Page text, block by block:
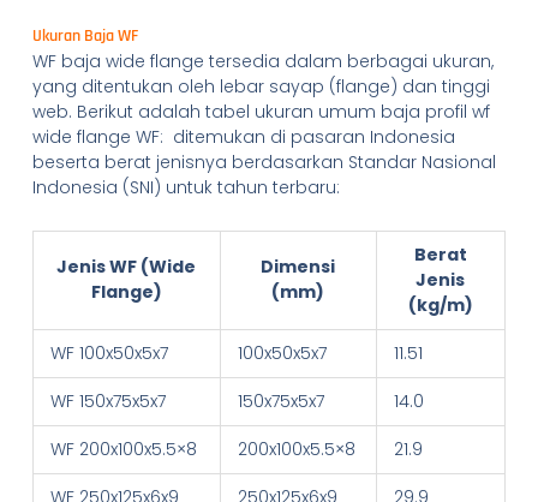
Ukuran Baja WF
WF baja wide flange tersedia dalam berbagai ukuran,
yang ditentukan oleh lebar sayap (flange) dan tinggi
web. Berikut adalah tabel ukuran umum baja profil wf
wide flange WF: ditemukan di pasaran Indonesia
beserta berat jenisnya berdasarkan Standar Nasional
Indonesia (SNI) untuk tahun terbaru:
Jenis WF (Wide
Flange)
Dimensi
(mm)
Berat
Jenis
(kg/m)
WF 100x50x5x7
100x50x5x7
11.51
WF 150x75x5x7
150x75x5x7
14.0
WF 200x100x5.5×8
200x100x5.5×8
21.9
WF 250x125x6x9
250x125x6x9 29.9